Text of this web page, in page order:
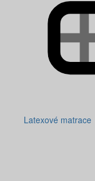
Latexové matrace